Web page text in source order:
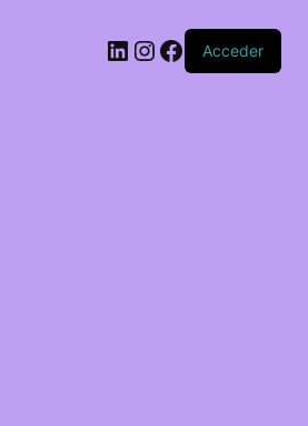
LinkedIn
Instagram
Facebook
Acceder